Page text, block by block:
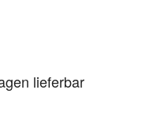
lieferbar